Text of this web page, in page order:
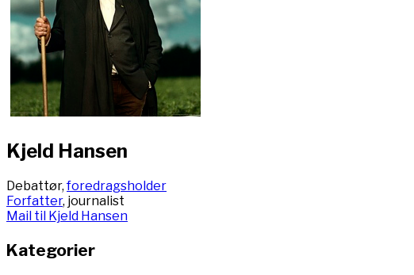
Kjeld Hansen
Debattør,foredragsholder
Forfatter, journalist
Mail til Kjeld Hansen
Kategorier